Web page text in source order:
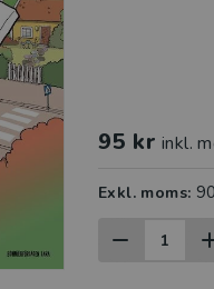
95 kr inkl.
Exkl. moms: